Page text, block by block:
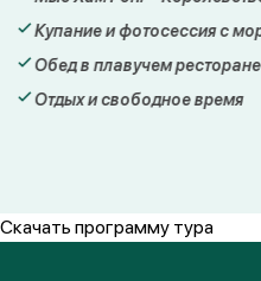
Купание и фотосессия с
Обед в плавучем
Отдых и свободное время
Скачать программу тура